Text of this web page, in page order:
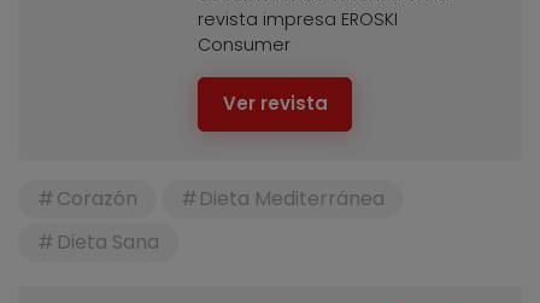
revista impresa EROSKI
Consumer
Ver revista
Corazón
Dieta Mediterránea
Dieta Sana